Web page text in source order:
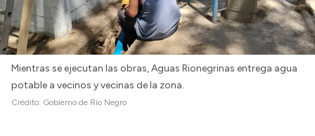
Mientras se ejecutan las obras, Aguas Rionegrinas entrega agua
potable a vecinos y vecinas de la zona.
Crédito: Gobierno de Río Negro